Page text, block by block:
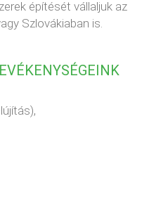
építését vállaljuk az
Szlovákiaban is.